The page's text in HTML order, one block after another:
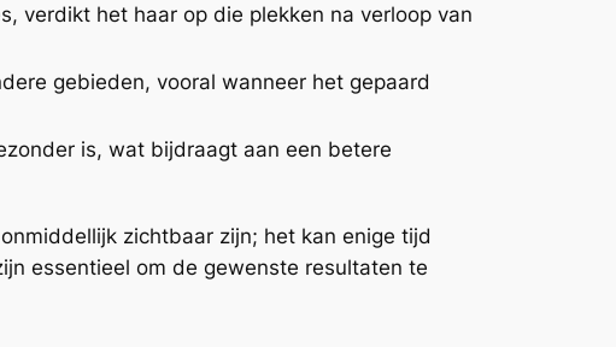
verdikt het haar op die plekken na verloop van
gebieden, vooral wanneer het gepaard
is, wat bijdraagt aan een betere
zichtbaar zijn; het kan enige tijd
essentieel om de gewenste resultaten te